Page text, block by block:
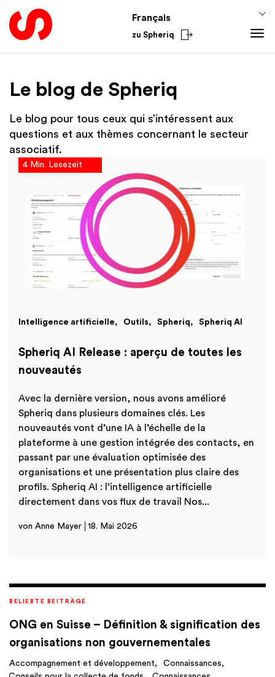
Français
zu Spheriq
Spheriq
Gestion des demandes
Recherche
Spheriq AI
Connaissances
Connaissances de promotion
Finances
Academy
National
International
Le blog de Spheriq
Le blog pour tous ceux qui s’intéressent aux
questions et aux thèmes concernant le secteur
associatif.
4 Min. Lesezeit
Intelligence artificielle Outils Spheriq Spheriq AI
Spheriq AI Release : aperçu de toutes les
nouveautés
Avec la dernière version, nous avons amélioré
Spheriq dans plusieurs domaines clés. Les
nouveautés vont d’une IA à l’échelle de la
plateforme à une gestion intégrée des contacts, en
passant par une évaluation optimisée des
organisations et une présentation plus claire des
profils. Spheriq AI : l’intelligence artificielle
directement dans vos flux de travail Nos...
von Anne Mayer 18. Mai 2026
BELIEBTE BEITRÄGE
ONG en Suisse – Définition & signification des
organisations non gouvernementales
Accompagnement et développement
Connaissances